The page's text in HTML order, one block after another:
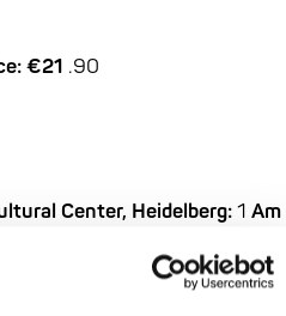
€21 .90
Center, Heidelberg:1 Am